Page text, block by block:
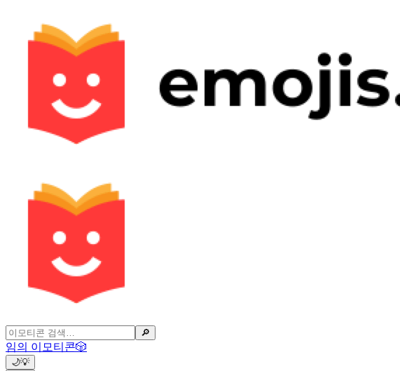
🔎
임의 이모티콘🎲
🌙💡